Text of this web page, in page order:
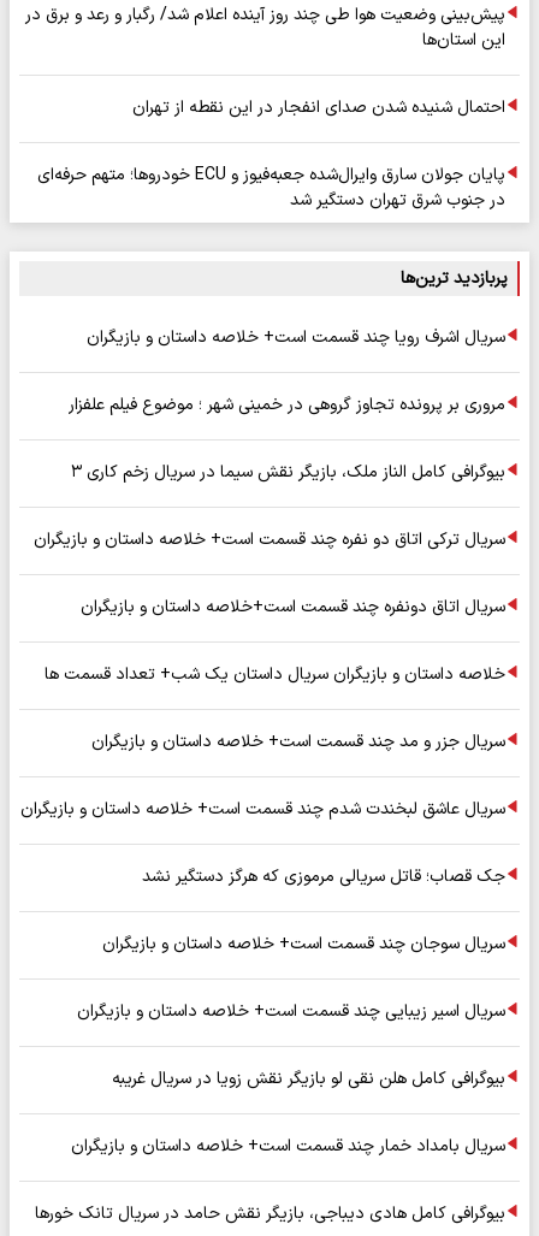
پیش‌بینی وضعیت هوا طی چند روز آینده اعلام شد/ رگبار و رعد و برق در
این استان‌ها
احتمال شنیده شدن صدای انفجار در این نقطه از تهران
پایان جولان سارق وایرال‌شده جعبه‌فیوز و ECU خودروها؛ متهم حرفه‌ای
در جنوب شرق تهران دستگیر شد
پربازدید ترین‌ها
سریال اشرف رویا چند قسمت است+ خلاصه داستان و بازیگران
مروری بر پرونده تجاوز گروهی در خمینی شهر ؛ موضوع فیلم علفزار
بیوگرافی کامل الناز ملک، بازیگر نقش سیما در سریال زخم کاری ۳
سریال ترکی اتاق دو نفره چند قسمت است+ خلاصه داستان و بازیگران
سریال اتاق دونفره چند قسمت است+خلاصه داستان و بازیگران
خلاصه داستان و بازیگران سریال داستان یک شب+ تعداد قسمت ها
سریال جزر و مد چند قسمت است+ خلاصه داستان و بازیگران
سریال عاشق لبخندت شدم چند قسمت است+ خلاصه داستان و بازیگران
جک قصاب؛ قاتل سریالی مرموزی که هرگز دستگیر نشد
سریال سوجان چند قسمت است+ خلاصه داستان و بازیگران
سریال اسیر زیبایی چند قسمت است+ خلاصه داستان و بازیگران
بیوگرافی کامل هلن نقی لو بازیگر نقش زویا در سریال غریبه
سریال بامداد خمار چند قسمت است+ خلاصه داستان و بازیگران
بیوگرافی کامل هادی دیباجی، بازیگر نقش حامد در سریال تانک خورها